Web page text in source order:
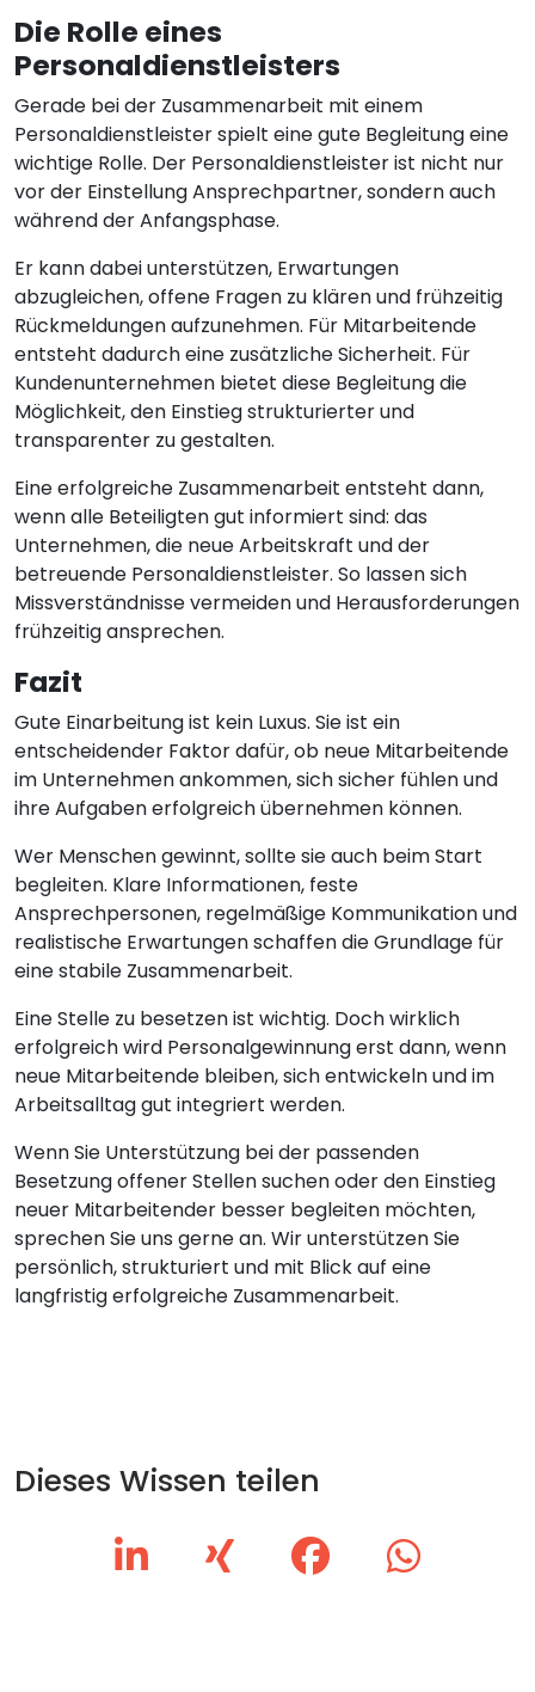
Die Rolle eines
Personaldienstleisters
Gerade bei der Zusammenarbeit mit einem
Personaldienstleister spielt eine gute Begleitung eine
wichtige Rolle. Der Personaldienstleister ist nicht nur
vor der Einstellung Ansprechpartner, sondern auch
während der Anfangsphase.
Er kann dabei unterstützen, Erwartungen
abzugleichen, offene Fragen zu klären und frühzeitig
Rückmeldungen aufzunehmen. Für Mitarbeitende
entsteht dadurch eine zusätzliche Sicherheit. Für
Kundenunternehmen bietet diese Begleitung die
Möglichkeit, den Einstieg strukturierter und
transparenter zu gestalten.
Eine erfolgreiche Zusammenarbeit entsteht dann,
wenn alle Beteiligten gut informiert sind: das
Unternehmen, die neue Arbeitskraft und der
betreuende Personaldienstleister. So lassen sich
Missverständnisse vermeiden und Herausforderungen
frühzeitig ansprechen.
Fazit
Gute Einarbeitung ist kein Luxus. Sie ist ein
entscheidender Faktor dafür, ob neue Mitarbeitende
im Unternehmen ankommen, sich sicher fühlen und
ihre Aufgaben erfolgreich übernehmen können.
Wer Menschen gewinnt, sollte sie auch beim Start
begleiten. Klare Informationen, feste
Ansprechpersonen, regelmäßige Kommunikation und
realistische Erwartungen schaffen die Grundlage für
eine stabile Zusammenarbeit.
Eine Stelle zu besetzen ist wichtig. Doch wirklich
erfolgreich wird Personalgewinnung erst dann, wenn
neue Mitarbeitende bleiben, sich entwickeln und im
Arbeitsalltag gut integriert werden.
Wenn Sie Unterstützung bei der passenden
Besetzung offener Stellen suchen oder den Einstieg
neuer Mitarbeitender besser begleiten möchten,
sprechen Sie uns gerne an. Wir unterstützen Sie
persönlich, strukturiert und mit Blick auf eine
langfristig erfolgreiche Zusammenarbeit.
Dieses Wissen teilen